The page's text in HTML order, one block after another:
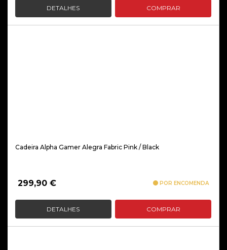
DETALHES COMPRAR
Cadeira Alpha Gamer Alegra Fabric Pink / Black
299,90 € POR ENCOMENDA
DETALHES COMPRAR